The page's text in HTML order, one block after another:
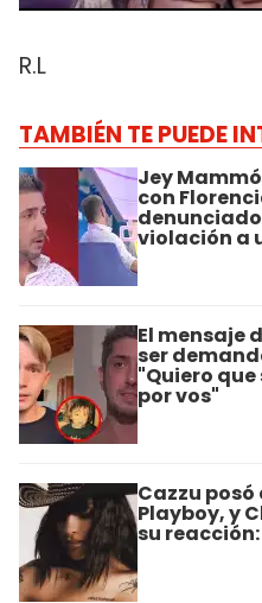
R.L
TAMBIÉN TE PUEDE
Jey
con
violación a
El mensaje
ser
"Quiero
por vos"
Cazzu
Playboy, y
su